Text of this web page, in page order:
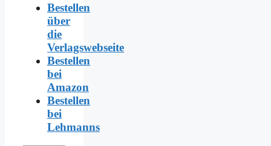
Bestellen
über
die
Verlagswebseite
Bestellen
bei
Amazon
Bestellen
bei
Lehmanns